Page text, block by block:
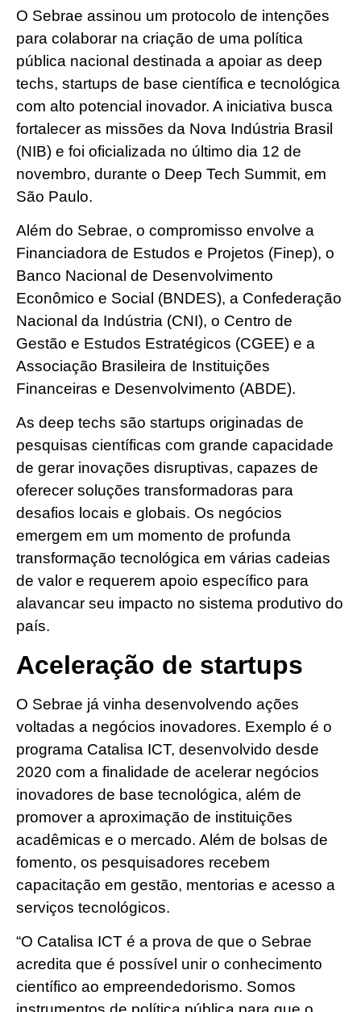
O Sebrae assinou um protocolo de intenções
para colaborar na criação de uma política
pública nacional destinada a apoiar as deep
techs, startups de base científica e tecnológica
com alto potencial inovador. A iniciativa busca
fortalecer as missões da Nova Indústria Brasil
(NIB) e foi oficializada no último dia 12 de
novembro, durante o Deep Tech Summit, em
São Paulo.
Além do Sebrae, o compromisso envolve a
Financiadora de Estudos e Projetos (Finep), o
Banco Nacional de Desenvolvimento
Econômico e Social (BNDES), a Confederação
Nacional da Indústria (CNI), o Centro de
Gestão e Estudos Estratégicos (CGEE) e a
Associação Brasileira de Instituições
Financeiras e Desenvolvimento (ABDE).
As deep techs são startups originadas de
pesquisas científicas com grande capacidade
de gerar inovações disruptivas, capazes de
oferecer soluções transformadoras para
desafios locais e globais. Os negócios
emergem em um momento de profunda
transformação tecnológica em várias cadeias
de valor e requerem apoio específico para
alavancar seu impacto no sistema produtivo do
país.
Aceleração de startups
O Sebrae já vinha desenvolvendo ações
voltadas a negócios inovadores. Exemplo é o
programa Catalisa ICT, desenvolvido desde
2020 com a finalidade de acelerar negócios
inovadores de base tecnológica, além de
promover a aproximação de instituições
acadêmicas e o mercado. Além de bolsas de
fomento, os pesquisadores recebem
capacitação em gestão, mentorias e acesso a
serviços tecnológicos.
“O Catalisa ICT é a prova de que o Sebrae
acredita que é possível unir o conhecimento
científico ao empreendedorismo. Somos